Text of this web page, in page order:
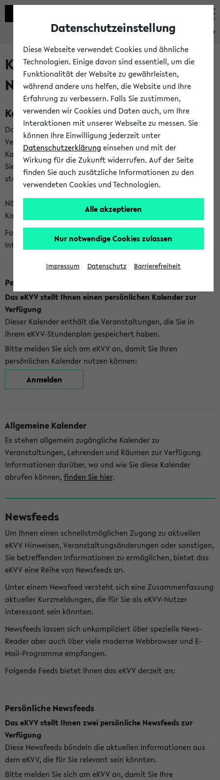
eKVV
Kalenderintegration und
Newsfeeds
Kalenderintegration
Das eKVV bietet Ihnen die Möglichkeit,
Veranstaltungstermine in eine Vielzahl von
Kalenderanwendungen einzubinden. Auf diese Weise können
Sie einen gemeinsamen Überblick über Ihre privaten und
studienbezogenen Termine erhalten.
Näheres zu Vorteilen und Funktionsweise der
Kalenderintegration können Sie auf unserer
Folgende Kalender bietet Ihnen das eKVV derzeit zur
Integration an:
Persönlicher Kalender
Das eKVV stellt Ihnen einen persönlichen Kalender zur
Verfügung
Dieser Kalender enthält die Veranstaltungen, die Sie in
Ihrem eKVV-Stundenplan gespeichert haben.
Bitte melden Sie sich am eKVV an, damit Sie Ihren
persönlichen Kalender nutzen können:
Anmelden
Allgemeine Kalender
Es stehen allgemein zugängliche Kalender zu
Veranstaltungen, Lehrenden und Räumen zur Verfügung.
Informationen darüber, wo und wie Sie diese Kalender
abrufen können, finden Sie hier.
Newsfeeds
Um Ihnen einen schnellstmöglichen Zugang zu aktuellen
eKVV Hinweisen, Veranstaltungsänderungen oder sonstigen,
Sie betreffenden Informationen zu ermöglichen, bietet das
eKVV eine Reihe von Newsfeeds an.
Unter einem Newsfeed versteht sich eine Zusammenfassung
aktueller Kurzmeldungen, die für Sie als eKVV-Nutzer
interessant sein könnten.
Newsfeeds lassen sich unkompliziert über spezielle News-
Reader aber auch über viele moderne Webbrowser und E-
Mail-Programme empfangen.
Folgende Feeds bietet Ihnen das eKVV derzeit an:
Persönliche Newsfeeds
Das eKVV stellt Ihnen zwei persönliche Newsfeeds zur
Verfügung
Diese Newsfeeds bündeln die aktuellen Informationen aus
dem eKVV, die für Sie relevant sein könnten.
Bitte melden Sie sich am eKVV an, damit Sie Ihre
Datenschutzeinstellung
Diese Webseite verwendet Cookies und ähnliche
Technologien. Einige davon sind essentiell, um die
Funktionalität der Website zu gewährleisten,
während andere uns helfen, die Website und Ihre
Erfahrung zu verbessern. Falls Sie zustimmen,
verwenden wir Cookies und Daten auch, um Ihre
Interaktionen mit unserer Webseite zu messen. Sie
können Ihre Einwilligung jederzeit unter
Datenschutzerklärung einsehen und mit der
Wirkung für die Zukunft widerrufen. Auf der Seite
finden Sie auch zusätzliche Informationen zu den
verwendeten Cookies und Technologien.
Alle akzeptieren
Nur notwendige Cookies zulassen
Impressum Datenschutz Barrierefreiheit